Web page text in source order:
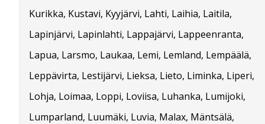
Kurikka, Kustavi, Kyyjärvi, Lahti, Laihia, Laitila,
Lapinjärvi, Lapinlahti, Lappajärvi, Lappeenranta,
Lapua, Larsmo, Laukaa, Lemi, Lemland, Lempäälä,
Leppävirta, Lestijärvi, Lieksa, Lieto, Liminka, Liperi,
Lohja, Loimaa, Loppi, Loviisa, Luhanka, Lumijoki,
Lumparland, Luumäki, Luvia, Malax, Mäntsälä,